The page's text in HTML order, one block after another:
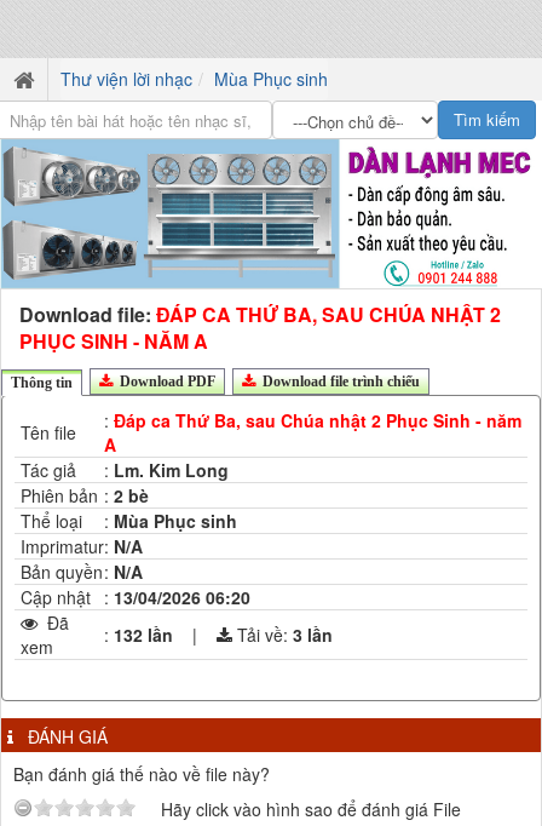
Thư viện lời nhạc Mùa Phục sinh
Download file: ĐÁP CA THỨ BA, SAU CHÚA NHẬT 2
PHỤC SINH - NĂM A
Thông tin Download PDF Download file trình chiếu
Tên file : Đáp ca Thứ Ba, sau Chúa nhật 2 Phục Sinh - năm
A
Tác giả
: Lm. Kim Long
Phiên bản : 2 bè
Thể loại
: Mùa Phục sinh
Imprimatur: N/A
Bản quyền: N/A
Cập nhật : 13/04/2026 06:20
Đã
xem
: 132 lần | Tải về: 3 lần
ĐÁNH GIÁ
Bạn đánh giá thế nào về file này?
Hãy click vào hình sao để đánh giá File